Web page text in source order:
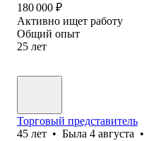
180 000 ₽
Активно ищет работу
Общий опыт
25 лет
Торговый представитель
45 лет • Была 4 августа •